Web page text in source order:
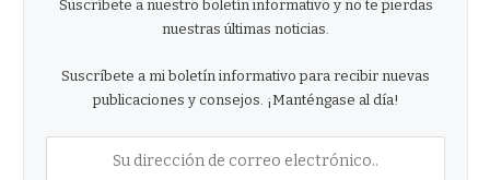
Suscríbete a nuestro boletín informativo y no te pierdas
nuestras últimas noticias.
Suscríbete a mi boletín informativo para recibir nuevas
publicaciones y consejos. ¡Manténgase al día!